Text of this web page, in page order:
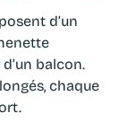
balcon.
chaque